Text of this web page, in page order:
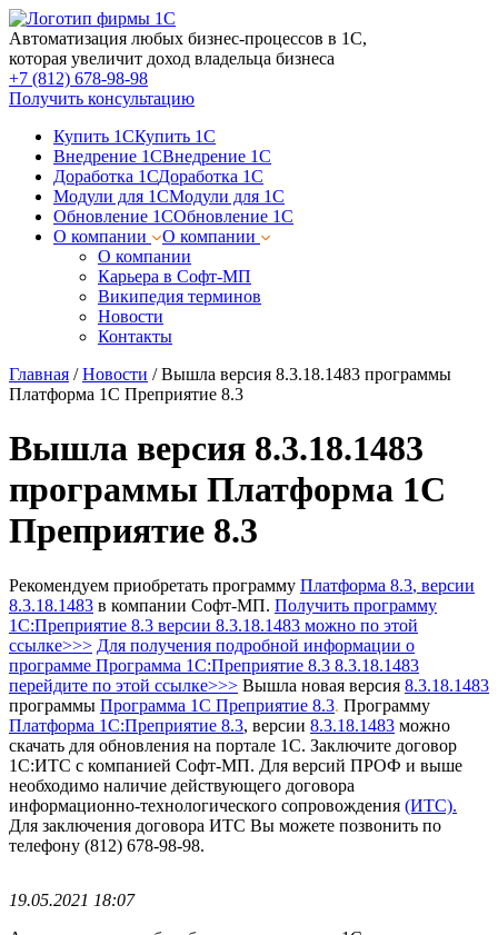
Автоматизация любых бизнес-процессов в 1С,
которая увеличит доход владельца бизнеса
+7 (812) 678-98-98
Получить консультацию
Купить 1СКупить 1С
Внедрение 1СВнедрение 1С
Доработка 1СДоработка 1С
Модули для 1СМодули для 1С
Обновление 1СОбновление 1С
О компании
О компании
О компании
Карьера в Софт-МП
Википедия терминов
Новости
Контакты
Главная /Новости /Вышла версия 8.3.18.1483 программы
Платформа 1С Преприятие 8.3
Вышла версия 8.3.18.1483
программы Платформа 1С
Преприятие 8.3
Рекомендуем приобретать программу Платформа 8.3, версии
8.3.18.1483 в компании Софт-МП. Получить программу
1С:Преприятие 8.3 версии 8.3.18.1483 можно по этой
ссылке>>> Для получения подробной информации о
программе Программа 1С:Преприятие 8.3 8.3.18.1483
перейдите по этой ссылке>>> Вышла новая версия 8.3.18.1483
программы Программа 1С Преприятие 8.3. Программу
Платформа 1С:Преприятие 8.3, версии 8.3.18.1483 можно
скачать для обновления на портале 1С. Заключите договор
1С:ИТС с компанией Софт-МП. Для версий ПРОФ и выше
необходимо наличие действующего договора
информационно-технологического сопровождения (ИТС).
Для заключения договора ИТС Вы можете позвонить по
телефону (812) 678-98-98.
19.05.2021 18:07